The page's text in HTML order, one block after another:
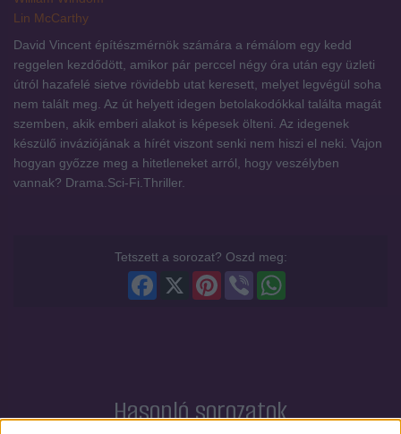
Lin McCarthy
David Vincent építészmérnök számára a rémálom egy kedd
reggelen kezdődött, amikor pár perccel négy óra után egy üzleti
útról hazafelé sietve rövidebb utat keresett, melyet legvégül soha
nem talált meg. Az út helyett idegen betolakodókkal találta magát
szemben, akik emberi alakot is képesek ölteni. Az idegenek
készülő inváziójának a hírét viszont senki nem hiszi el neki. Vajon
hogyan győzze meg a hitetleneket arról, hogy veszélyben
vannak? Drama.Sci-Fi.Thriller.
Tetszett a sorozat? Oszd meg:
Viber
Pinterest
Facebook
Hasonló sorozatok